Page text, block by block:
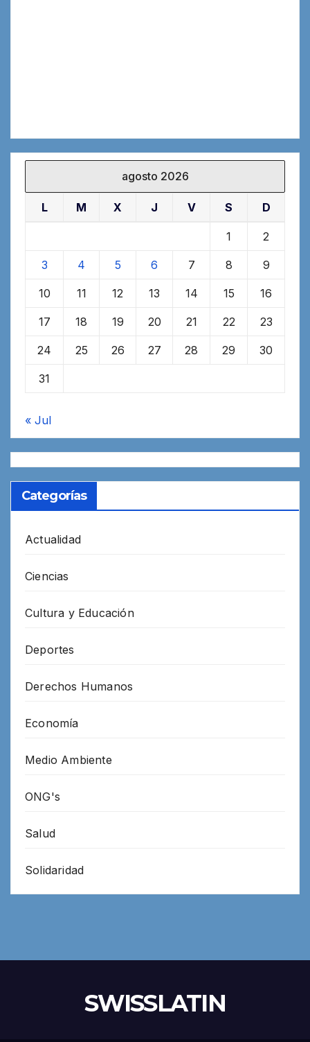
agosto 2026
L M X J V S D
1 2
3 4 5 6 7 8 9
10 11 12 13 14 15 16
17 18 19 20 21 22 23
24 25 26 27 28 29 30
31
« Jul
Categorías
Actualidad
Ciencias
Cultura y Educación
Deportes
Derechos Humanos
Economía
Medio Ambiente
ONG's
Salud
Solidaridad
SWISSLATIN